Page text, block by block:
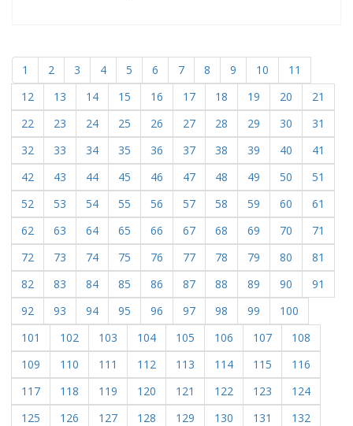
1 2 3 4 5 6 7 8 9 10
11
12
13 14 15 16 17 18 19 20
21
22
23 24 25 26 27 28 29 30
31
32
33 34 35 36 37 38 39 40
41
42
43 44 45 46 47 48 49 50
51
52
53 54 55 56 57 58 59 60
61
62
63 64 65 66 67 68 69 70
71
72
73 74 75 76 77 78 79 80
81
82
83 84 85 86 87 88 89 90
91
92
93 94 95 96 97 98 99
100
101
102 103 104 105 106 107
108
109
110 111 112 113 114 115
116
117
118 119 120 121 122 123
124
125
126 127 128 129 130 131
132